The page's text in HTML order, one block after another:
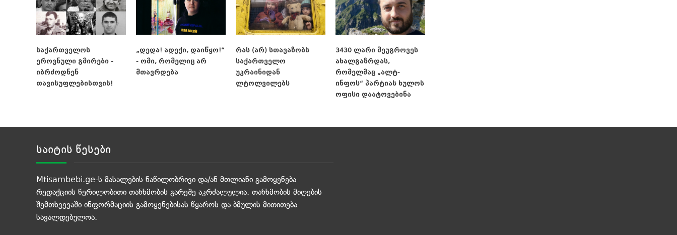
საქართველოს
ეროვნული გმირები -
იბრძოდნენ
თავისუფლებისთვის!
„დედა! ადექი, დაიწყო!“
- ომი, რომელიც არ
მთავრდება
რას (არ) სთავაზობს
საქართველო
უკრაინიდან
ლტოლვილებს
3430 ლარი შეუგროვეს
ახალგაზრდას,
რომელმაც „ალტ-
ინფოს“ პარტიას ხულოს
ოფისი დაატოვებინა
საიტის წესები
Mtisambebi.ge-ს მასალების ნაწილობრივი და/ან მთლიანი გამოყენება
რედაქციის წერილობითი თანხმობის გარეშე აკრძალულია. თანხმობის მიღების
შემთხვევაში ინფორმაციის გამოყენებისას წყაროს და ბმულის მითითება
სავალდებულოა.